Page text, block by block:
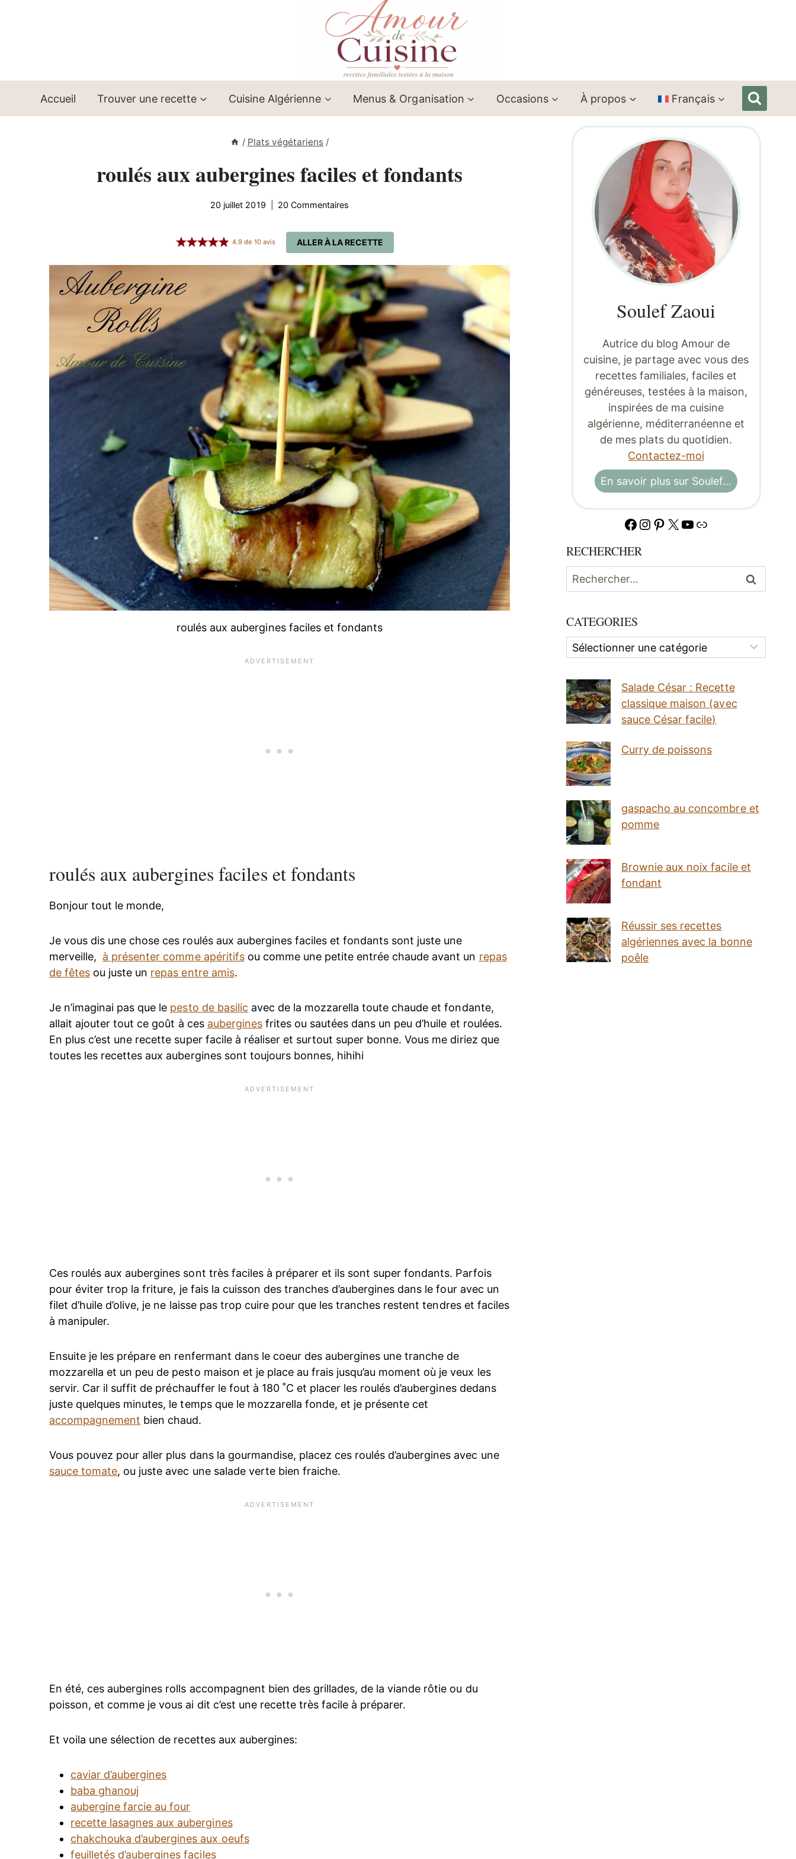
Accueil Trouver une recette Cuisine Algérienne Menus & Organisation Occasions À propos Français
/ Plats végétariens /
roulés aux aubergines faciles et fondants
20 juillet 2019 20 Commentaires
ALLER À LA RECETTE
4.9de 10avis
roulés aux aubergines faciles et fondants
roulés aux aubergines faciles et fondants
Bonjour tout le monde,
Je vous dis une chose ces roulés aux aubergines faciles et fondants sont juste une
merveille, à présenter comme apéritifsou comme une petite entrée chaude avant un repas
de fêtes ou juste un repas entre amis.
Je n’imaginai pas que le pesto de basilic avec de la mozzarella toute chaude et fondante,
allait ajouter tout ce goût à ces auberginesfrites ou sautées dans un peu d’huile et roulées.
En plus c’est une recette super facile à réaliser et surtout super bonne. Vous me diriez que
toutes les recettes aux aubergines sont toujours bonnes, hihihi
Ces roulés aux aubergines sont très faciles à préparer et ils sont super fondants. Parfois
pour éviter trop la friture, je fais la cuisson des tranches d’aubergines dans le four avec un
filet d’huile d’olive, je ne laisse pas trop cuire pour que les tranches restent tendres et faciles
à manipuler.
Ensuite je les prépare en renfermant dans le coeur des aubergines une tranche de
mozzarella et un peu de pesto maison et je place au frais jusqu’au moment où je veux les
servir. Car il suffit de préchauffer le fout à 180 ˚C et placer les roulés d’aubergines dedans
juste quelques minutes, le temps que le mozzarella fonde, et je présente cet
accompagnement bien chaud.
Vous pouvez pour aller plus dans la gourmandise, placez ces roulés d’aubergines avec une
sauce tomate, ou juste avec une salade verte bien fraiche.
En été, ces aubergines rolls accompagnent bien des grillades, de la viande rôtie ou du
poisson, et comme je vous ai dit c’est une recette très facile à préparer.
Et voila une sélection de recettes aux aubergines:
caviar d’aubergines
baba ghanouj
aubergine farcie au four
recette lasagnes aux aubergines
chakchouka d’aubergines aux oeufs
feuilletés d’aubergines faciles
Soulef Zaoui
Autrice du blog Amour de
cuisine, je partage avec vous des
recettes familiales, faciles et
généreuses, testées à la maison,
inspirées de ma cuisine
algérienne, méditerranéenne et
de mes plats du quotidien.
Contactez-moi
En savoir plus sur Soulef…
Facebook
Instagram
Pinterest
X YouTube
Lien
RECHERCHER
Rechercher :
CATEGORIES
Categories
Salade César : Recette
classique maison (avec
sauce César facile)
Curry de poissons
gaspacho au concombre et
pomme
Brownie aux noix facile et
fondant
Réussir ses recettes
algériennes avec la bonne
poêle